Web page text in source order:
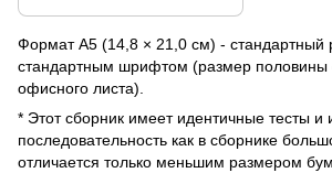
Формат А5 (14,8 × 21,0 см) - стандартный
стандартным шрифтом (размер половины
офисного листа).
* Этот сборник имеет идентичные тесты и
последовательность как в сборнике
отличается только меньшим размером